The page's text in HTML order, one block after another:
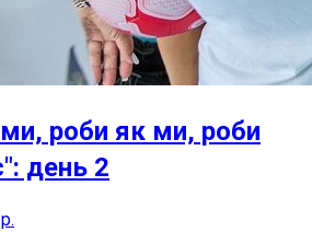
роби як ми, роби
день 2